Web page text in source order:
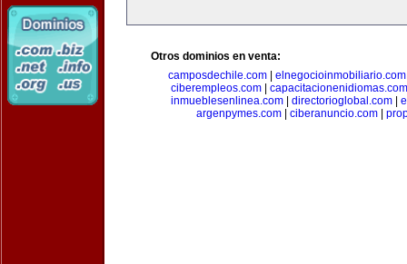
Otros dominios en venta:
camposdechile.com
elnegocioinmobiliario.com
ciberempleos.com| capacitacionenidiomas.com
inmueblesenlinea.com| directorioglobal.com|
argenpymes.com
ciberanuncio.com